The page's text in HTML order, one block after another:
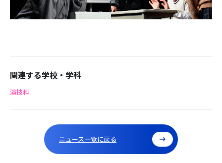
関連する学校・学科
演技科
ニュース一覧に戻る